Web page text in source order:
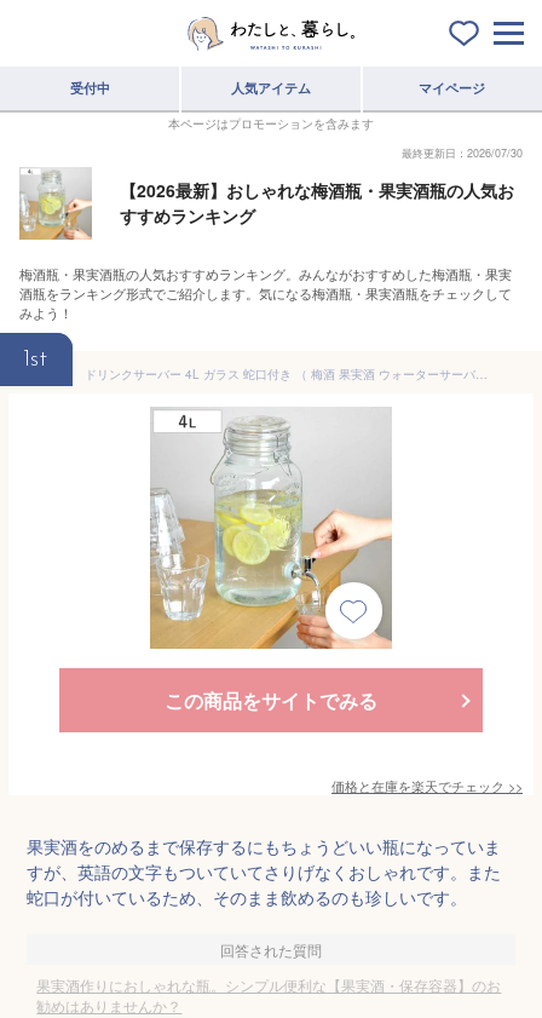
受付中 人気アイテム マイページ
本ページはプロモーションを含みます
最終更新日：2026/07/30
【2026最新】おしゃれな梅酒瓶・果実酒瓶の人気お
すすめランキング
梅酒瓶・果実酒瓶の人気おすすめランキング。みんながおすすめした梅酒瓶・果実
酒瓶をランキング形式でご紹介します。気になる梅酒瓶・果実酒瓶をチェックして
みよう！
1st
ドリンクサーバー 4L ガラス 蛇口付き （ 梅酒 果実酒 ウォーターサーバー ガラス瓶 ガラス製 瓶 ドリンクディスペンサー サングリア ジュース作り ）
この商品をサイトでみる
価格と在庫を楽天でチェック >>
果実酒をのめるまで保存するにもちょうどいい瓶になっていま
すが、英語の文字もついていてさりげなくおしゃれです。また
蛇口が付いているため、そのまま飲めるのも珍しいです。
回答された質問
果実酒作りにおしゃれな瓶。シンプル便利な【果実酒・保存容器】のお
勧めはありませんか？